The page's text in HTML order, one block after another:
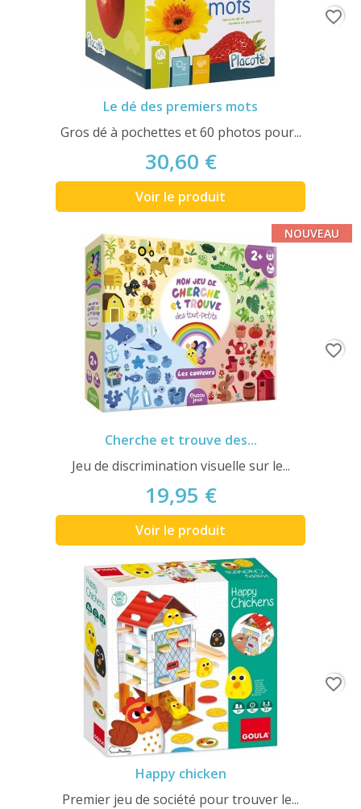
Le dé des premiers mots
Gros dé à pochettes et 60 photos pour...
30,60 €
Voir le produit
favorite_border
Cherche et trouve des...
Jeu de discrimination visuelle sur le...
19,95 €
Voir le produit
NOUVEAU
favorite_border
Happy chicken
Premier jeu de société pour trouver le...
favorite_border